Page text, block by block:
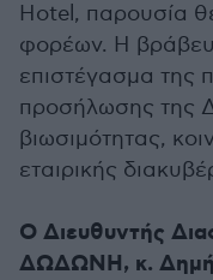
Hotel, παρουσία
φορέων. Η
επιστέγασμα της
προσήλωσης
βιωσιμότητας,
εταιρικής
Ο Διευθυντής
ΔΩΔΩΝΗ, κ.